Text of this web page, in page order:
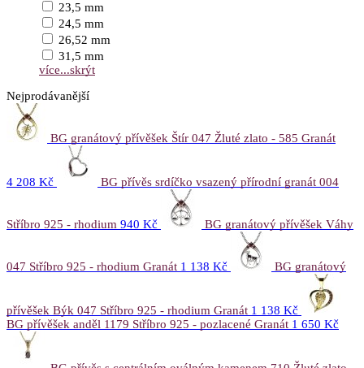
23,5 mm
24,5 mm
26,52 mm
31,5 mm
více...skrýt
Nejprodávanější
BG granátový přívěšek Štír 047 Žluté zlato - 585 Granát
4 208 Kč BG přívěs srdíčko vsazený přírodní granát 004
Stříbro 925 - rhodium 940 Kč BG granátový přívěšek Váhy
047 Stříbro 925 - rhodium Granát 1 138 Kč BG granátový
přívěšek Býk 047 Stříbro 925 - rhodium Granát 1 138 Kč
BG přívěšek anděl 1179 Stříbro 925 - pozlacené Granát 1 650 Kč